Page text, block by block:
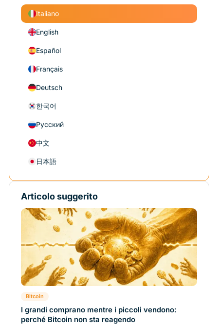
Italiano
English
Español
Français
Deutsch
한국어
Русский
中文
日本語
Articolo suggerito
Bitcoin
I grandi comprano mentre i piccoli vendono:
perché Bitcoin non sta reagendo